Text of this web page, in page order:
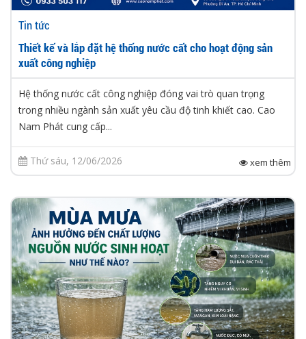
Tin tức
Thiết kế và lắp đặt hệ thống nước cất cho hoạt động sản
xuất công nghiệp
Hệ thống nước cất công nghiệp đóng vai trò quan trọng
trong nhiều ngành sản xuất yêu cầu độ tinh khiết cao. Cao
Nam Phát cung cấp...
Thứ sáu, 12/06/2026 xem thêm